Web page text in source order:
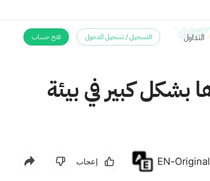
التسجيل / تسجيل الدخول فتح حساب
بشكل كبير في بيئة
EN-Original إعجاب